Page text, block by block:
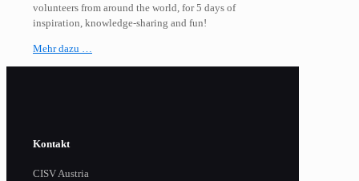
volunteers from around the world, for 5 days of
inspiration, knowledge-sharing and fun!
Mehr dazu …
Kontakt
CISV Austria